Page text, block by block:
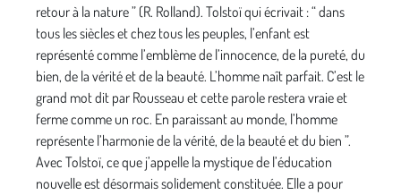
retour à la nature ” (R. Rolland). Tolstoï qui écrivait : “ dans
tous les siècles et chez tous les peuples, l’enfant est
représenté comme l’emblème de l’innocence, de la pureté, du
bien, de la vérité et de la beauté. L’homme naît parfait. C’est le
grand mot dit par Rousseau et cette parole restera vraie et
ferme comme un roc. En paraissant au monde, l’homme
représente l’harmonie de la vérité, de la beauté et du bien ”.
Avec Tolstoï, ce que j’appelle la mystique de l’éducation
nouvelle est désormais solidement constituée. Elle a pour